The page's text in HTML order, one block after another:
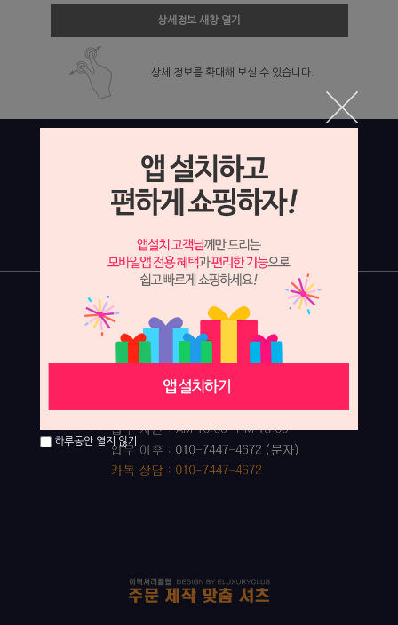
상세정보 새창 열기
상세 정보를 확대해 보실 수 있습니다.
하루동안 열지 않기